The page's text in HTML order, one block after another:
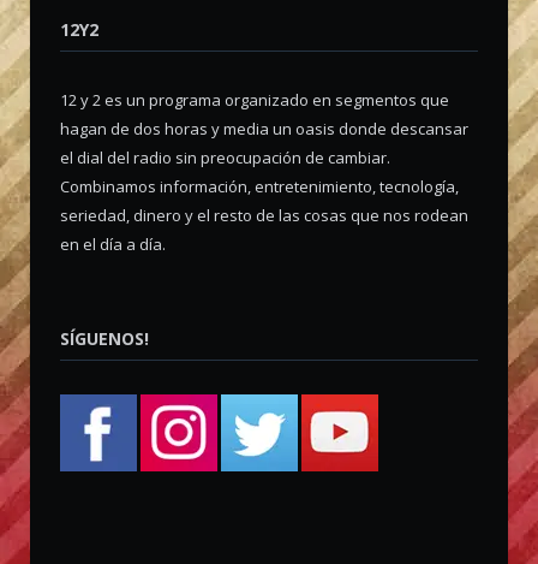
12Y2
12 y 2 es un programa organizado en segmentos que
hagan de dos horas y media un oasis donde descansar
el dial del radio sin preocupación de cambiar.
Combinamos información, entretenimiento, tecnología,
seriedad, dinero y el resto de las cosas que nos rodean
en el día a día.
SÍGUENOS!